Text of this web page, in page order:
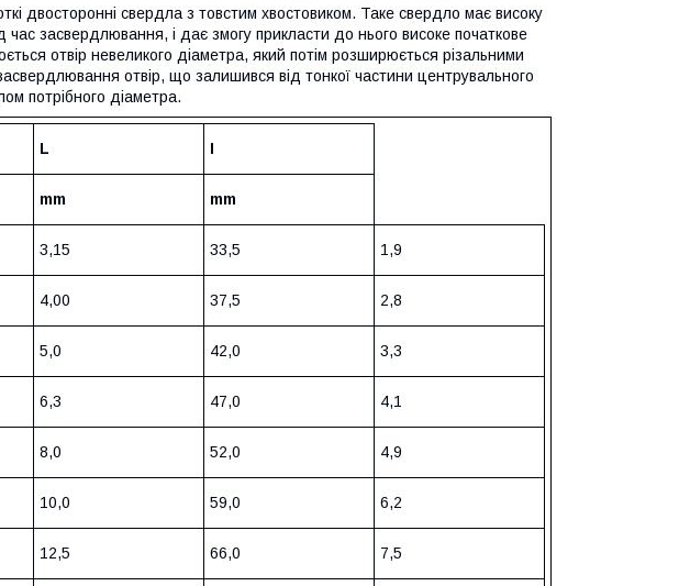
двосторонні свердла з товстим хвостовиком. Таке свердло має високу
час засвердлювання, і дає змогу прикласти до нього високе початкове
отвір невеликого діаметра, який потім розширюється різальними
отвір, що залишився від тонкої частини центрувального
потрібного діаметра.
L I
mm mm
3,15 33,5 1,9
4,00 37,5 2,8
5,0 42,0 3,3
6,3 47,0 4,1
8,0 52,0 4,9
10,0 59,0 6,2
12,5 66,0 7,5